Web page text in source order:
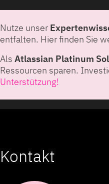
Nutze unser
entfalten. Hier finden Sie
Als Atlassian Platinum
Ressourcen sparen.
Unterstützung!
Kontakt